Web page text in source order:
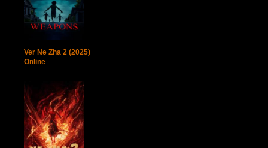
Ver Ne Zha 2 (2025)
Online